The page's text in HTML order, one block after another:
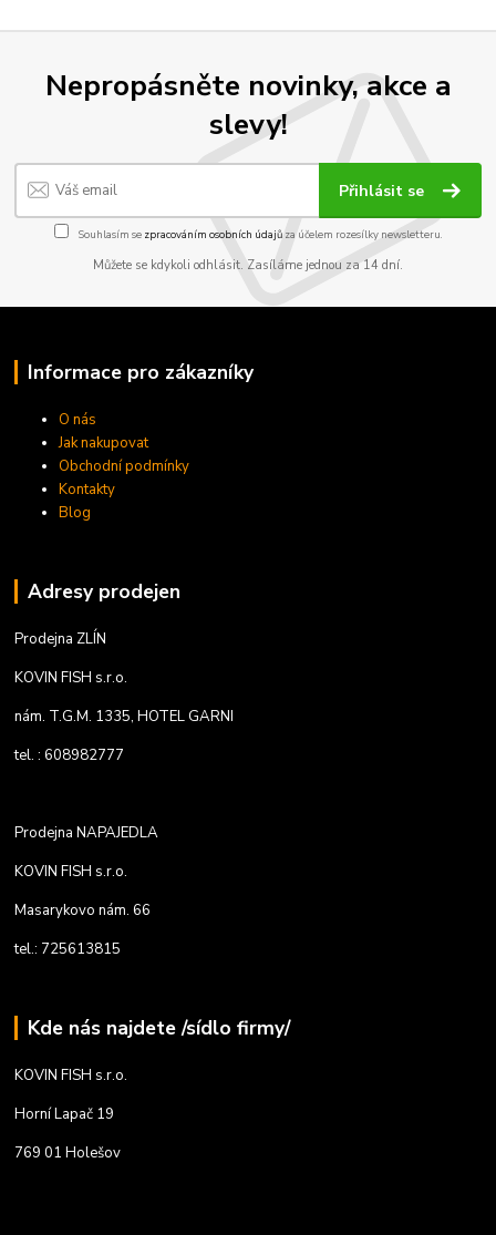
Nepropásněte novinky, akce a
slevy!
Přihlásit se
Souhlasím se zpracováním osobních údajůza účelem rozesílky newsletteru.
Můžete se kdykoli odhlásit. Zasíláme jednou za 14 dní.
Informace pro zákazníky
O nás
Jak nakupovat
Obchodní podmínky
Kontakty
Blog
Adresy prodejen
Prodejna ZLÍN
KOVIN FISH s.r.o.
nám. T.G.M. 1335, HOTEL GARNI
tel. : 608982777
Prodejna NAPAJEDLA
KOVIN FISH s.r.o.
Masarykovo nám. 66
tel.: 725613815
Kde nás najdete /sídlo firmy/
KOVIN FISH s.r.o.
Horní Lapač 19
769 01 Holešov